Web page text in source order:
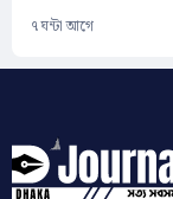
৭ ঘন্টা আগে